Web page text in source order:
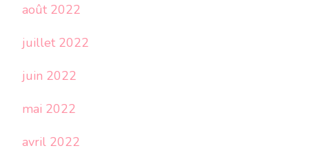
août 2022
juillet 2022
juin 2022
mai 2022
avril 2022